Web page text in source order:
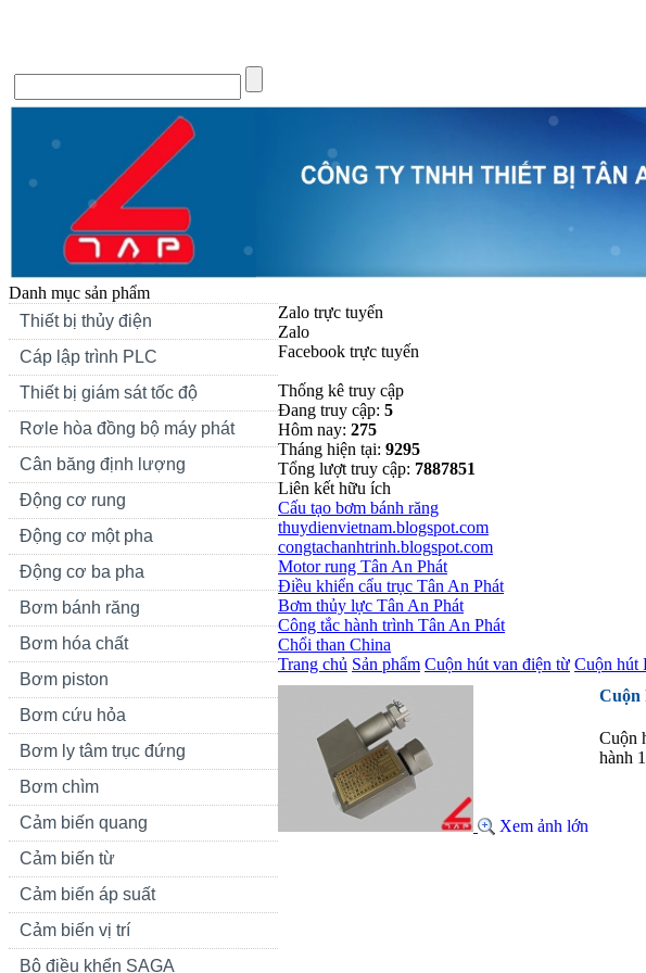
Danh mục sản phẩm
Thiết bị thủy điện
Cáp lập trình PLC
Thiết bị giám sát tốc độ
Rơle hòa đồng bộ máy phát
Cân băng định lượng
Động cơ rung
Động cơ một pha
Động cơ ba pha
Bơm bánh răng
Bơm hóa chất
Bơm piston
Bơm cứu hỏa
Bơm ly tâm trục đứng
Bơm chìm
Cảm biến quang
Cảm biến từ
Cảm biến áp suất
Cảm biến vị trí
Bộ điều khển SAGA
Zalo trực tuyến
Zalo
Facebook trực tuyến
Thống kê truy cập
Đang truy cập: 5
Hôm nay: 275
Tháng hiện tại: 9295
Tổng lượt truy cập: 7887851
Liên kết hữu ích
Cấu tạo bơm bánh răng
thuydienvietnam.blogspot.com
congtachanhtrinh.blogspot.com
Motor rung Tân An Phát
Điều khiển cẩu trục Tân An Phát
Bơm thủy lực Tân An Phát
Công tắc hành trình Tân An Phát
Chổi than China
Trang chủ Sản phẩm Cuộn hút van điện từ Cuộn hút
Xem ảnh lớn
Cuộn
Cuộn
hành